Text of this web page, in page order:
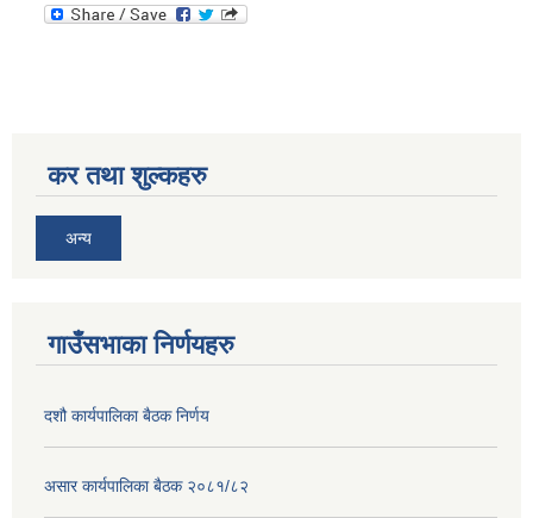
कर तथा शुल्कहरु
अन्य
गाउँसभाका निर्णयहरु
दशौ कार्यपालिका बैठक निर्णय
असार कार्यपालिका बैठक २०८१/८२